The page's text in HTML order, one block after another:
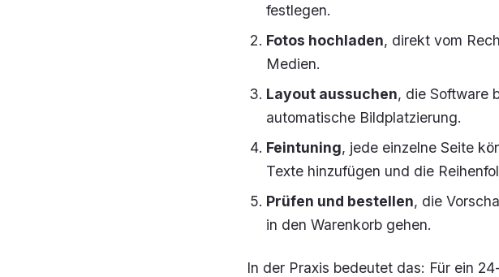
festlegen.
Fotos hochladen, direkt vom
Medien.
Layout aussuchen, die Software
automatische Bildplatzierung.
Feintuning, jede einzelne Seite
Texte hinzufügen und die
Prüfen und bestellen, die
in den Warenkorb gehen.
In der Praxis bedeutet das: Für ein